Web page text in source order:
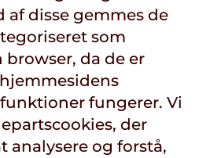
af disse gemmes de
som
da de er
fungerer. Vi
der
analysere og forstå,